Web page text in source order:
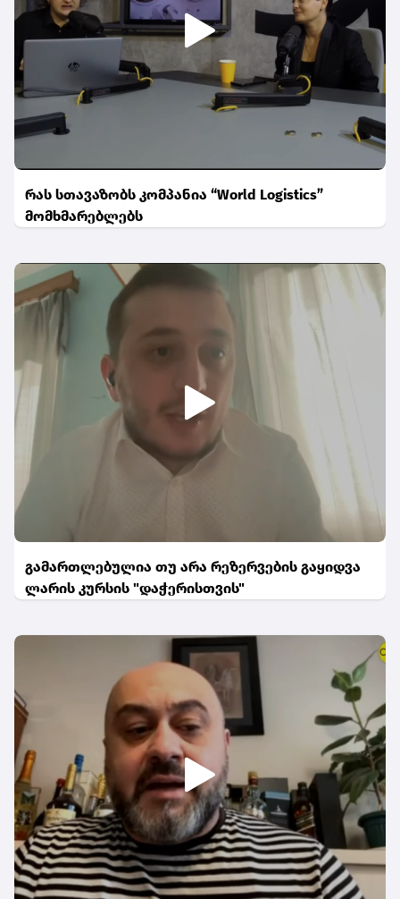
რას სთავაზობს კომპანია “World Logistics”
მომხმარებლებს
გამართლებულია თუ არა რეზერვების გაყიდვა
ლარის კურსის "დაჭერისთვის"